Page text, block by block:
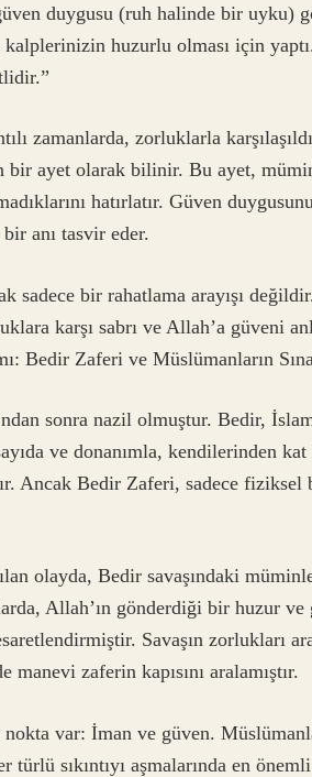
duygusu (ruh halinde bir uyku)
huzurlu olması için
zamanlarda, zorluklarla
bir ayet olarak bilinir. Bu ayet,
hatırlatır. Güven
anı tasvir eder.
sadece bir rahatlama arayışı
karşı sabrı ve Allah’a güveni
Bedir Zaferi ve Müslümanların
sonra nazil olmuştur. Bedir,
ve donanımla, kendilerinden
Ancak Bedir Zaferi, sadece fiziksel
olayda, Bedir savaşındaki
Allah’ın gönderdiği bir huzur ve
Savaşın zorlukları
zaferin kapısını aralamıştır.
var: İman ve güven.
türlü sıkıntıyı aşmalarında en